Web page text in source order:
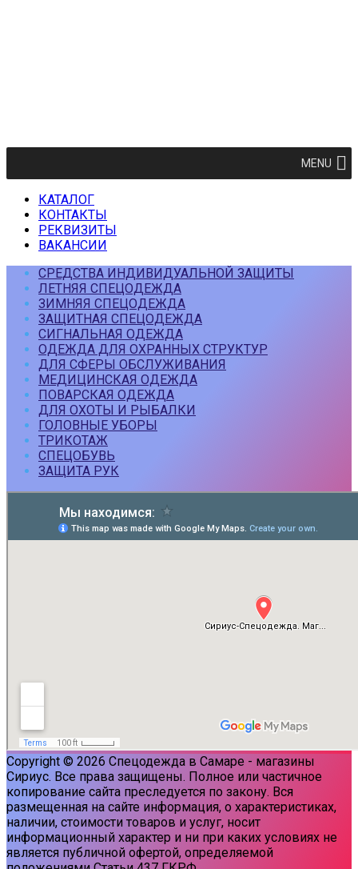
MENU
КАТАЛОГ
КОНТАКТЫ
РЕКВИЗИТЫ
ВАКАНСИИ
СРЕДСТВА ИНДИВИДУАЛЬНОЙ ЗАЩИТЫ
ЛЕТНЯЯ СПЕЦОДЕЖДА
ЗИМНЯЯ СПЕЦОДЕЖДА
ЗАЩИТНАЯ СПЕЦОДЕЖДА
СИГНАЛЬНАЯ ОДЕЖДА
ОДЕЖДА ДЛЯ ОХРАННЫХ СТРУКТУР
ДЛЯ СФЕРЫ ОБСЛУЖИВАНИЯ
МЕДИЦИНСКАЯ ОДЕЖДА
ПОВАРСКАЯ ОДЕЖДА
ДЛЯ ОХОТЫ И РЫБАЛКИ
ГОЛОВНЫЕ УБОРЫ
ТРИКОТАЖ
СПЕЦОБУВЬ
ЗАЩИТА РУК
Copyright © 2026 Спецодежда в Самаре - магазины
Сириус. Все права защищены. Полное или частичное
копирование сайта преследуется по закону. Вся
размещенная на сайте информация, о характеристиках,
наличии, стоимости товаров и услуг, носит
информационный характер и ни при каких условиях не
является публичной офертой, определяемой